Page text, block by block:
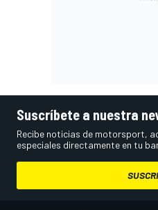
Suscríbete a nuestra
Recibe noticias de motorsport,
especiales directamente en tu